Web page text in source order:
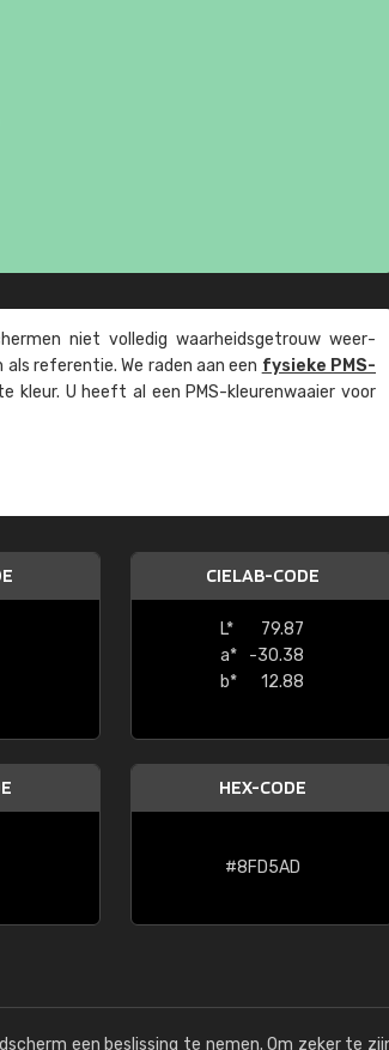
niet volledig waarheids­­getrouw weer­
referentie. We raden aan een fysieke PMS-
kleur. U heeft al een PMS-kleuren­waaier voor
CIELAB-CODE
L*
79.87
a*
-30.38
b*
12.88
HEX-CODE
#8FD5AD
een beslissing te nemen. Om zeker te
"Super snelle service en zeer betaalbaar!"